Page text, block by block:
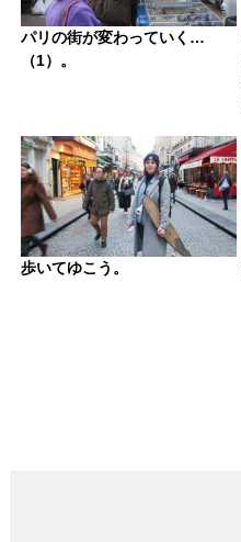
パリの街が変わっていく…
（1）。
歩いてゆこう。